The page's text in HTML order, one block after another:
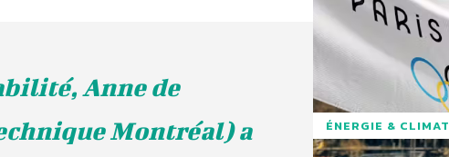
Anne de
Montréal) a
ÉNERGIE & CLIMAT